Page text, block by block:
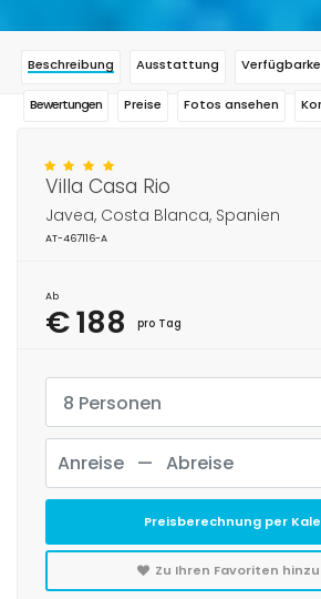
Beschreibung Ausstattung
Bewertungen Preise Fotos ansehen
Villa Casa Rio
Javea, Costa Blanca, Spanien
AT-467116-A
Ab
€ 188 pro Tag
8 Personen
Preisberechnung per
Zu Ihren Favoriten